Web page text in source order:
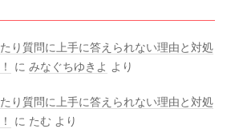
り質問に上手に答えられない理由と対処
に みなぐちゆきよ より
り質問に上手に答えられない理由と対処
に たむ より